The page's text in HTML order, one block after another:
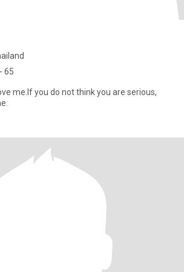
65
me.If you do not think you are serious,